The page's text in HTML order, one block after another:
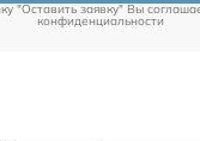
"Оставить заявку" Вы
конфиденциальности